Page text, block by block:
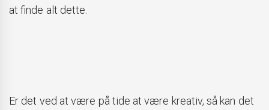
at finde alt dette.
Er det ved at være på tide at være kreativ, så kan det